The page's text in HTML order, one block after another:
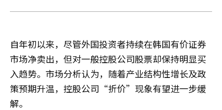
章 小
自年初以来，尽管外国投资者持续在韩国有价证券
市场净卖出，但对一般控股公司股票却保持明显买
入趋势。市场分析认为，随着产业结构性增长及政
策预期升温，控股公司“折价”现象有望进一步缓
解。